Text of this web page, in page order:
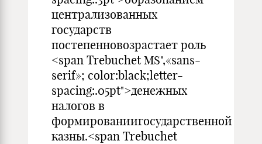
централизованных
государств
постепенновозрастает роль
<span Trebuchet MS",«sans-
serif»; color:black;letter-
spacing:.05pt">денежных
налогов в
формированиигосударственной
казны.<span Trebuchet